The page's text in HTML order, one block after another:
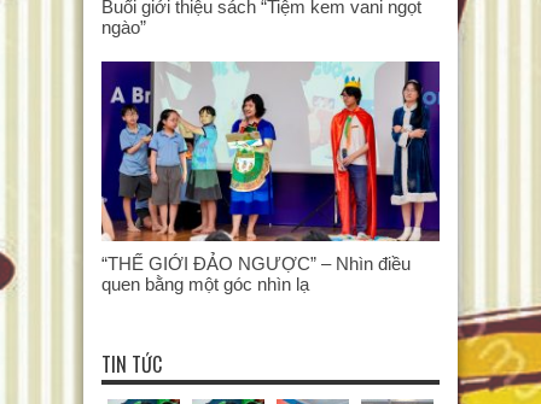
Buổi giới thiệu sách “Tiệm kem vani ngọt
ngào”
“THẾ GIỚI ĐẢO NGƯỢC” – Nhìn điều
quen bằng một góc nhìn lạ
TIN TỨC